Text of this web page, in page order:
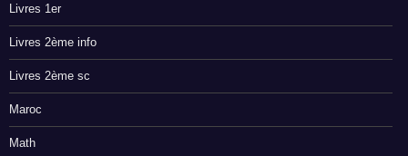
Livres 1er
Livres 2ème info
Livres 2ème sc
Maroc
Math